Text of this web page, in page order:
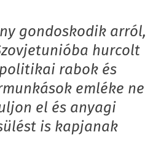
gondoskodik arról,
hurcolt
rabok és
emléke ne
el és anyagi
is kapjanak